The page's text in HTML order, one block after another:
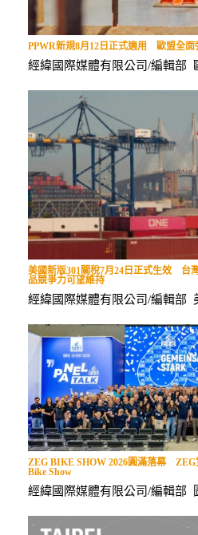
PPWR新規8月12日正式適用 歐盟全面
經緯國際媒體有限公司/編輯部
美國新版301關稅7月24日正式生效 台
品競爭力可望維持
經緯國際媒體有限公司/編輯部
ZEG BIKE SHOW 2026圓滿落幕 ZEG
Bike Show
經緯國際媒體有限公司/編輯部